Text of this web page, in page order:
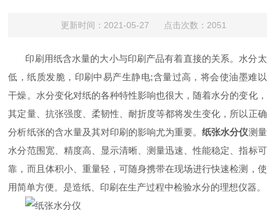
更新时间：2021-05-27 点击次数：2051
印刷用纸含水量的大小与印刷产品有着直接的关系。水分太
低，纸质发脆，印刷中易产生静电;含量过高，将会使油墨难以
干燥。水分变化对纸的各种特性影响也很大，随着水分的变化，
其定量、抗张强度、柔韧性、耐折度等都将发生变化，所以正确
分析纸张的含水量及其对印刷的影响尤为重要。纸张水分仪测量
水分范围宽、精度高、显示清晰、测量迅速、性能稳定、指标可
靠，而且体积小、重量轻，可随身携带在现场进行快速检测，使
用简单方便。是造纸、印刷在生产过程中检验水分的理想仪器。